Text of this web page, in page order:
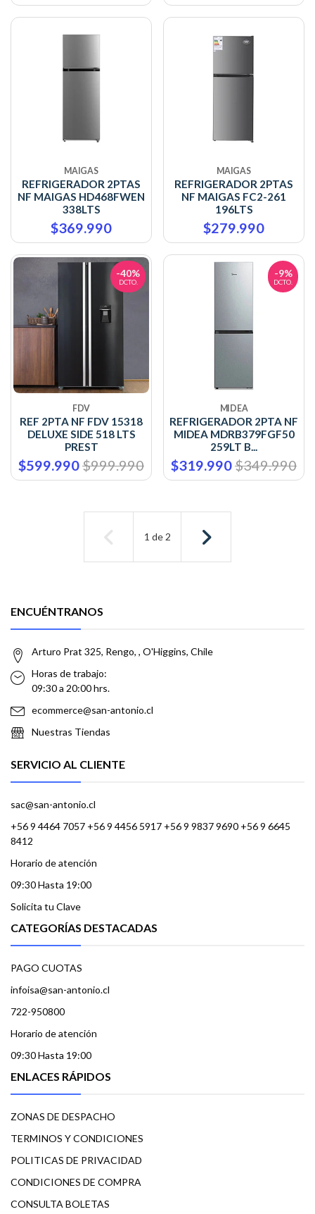
MAIGAS
REFRIGERADOR 2PTAS
NF MAIGAS HD468FWEN
338LTS
$369.990
MAIGAS
REFRIGERADOR 2PTAS
NF MAIGAS FC2-261
196LTS
$279.990
-40%
DCTO.
FDV
REF 2PTA NF FDV 15318
DELUXE SIDE 518 LTS
PREST
$599.990$999.990
-9%
DCTO.
MIDEA
REFRIGERADOR 2PTA NF
MIDEA MDRB379FGF50
259LT B...
$319.990$349.990
1 de 2
ENCUÉNTRANOS
Arturo Prat 325, Rengo, , O'Higgins, Chile
Horas de trabajo:
09:30 a 20:00 hrs.
ecommerce@san-antonio.cl
Nuestras Tiendas
SERVICIO AL CLIENTE
sac@san-antonio.cl
+56 9 4464 7057 +56 9 4456 5917 +56 9 9837 9690 +56 9 6645
8412
Horario de atención
09:30 Hasta 19:00
Solicita tu Clave
CATEGORÍAS DESTACADAS
PAGO CUOTAS
infoisa@san-antonio.cl
722-950800
Horario de atención
09:30 Hasta 19:00
ENLACES RÁPIDOS
ZONAS DE DESPACHO
TERMINOS Y CONDICIONES
POLITICAS DE PRIVACIDAD
CONDICIONES DE COMPRA
CONSULTA BOLETAS